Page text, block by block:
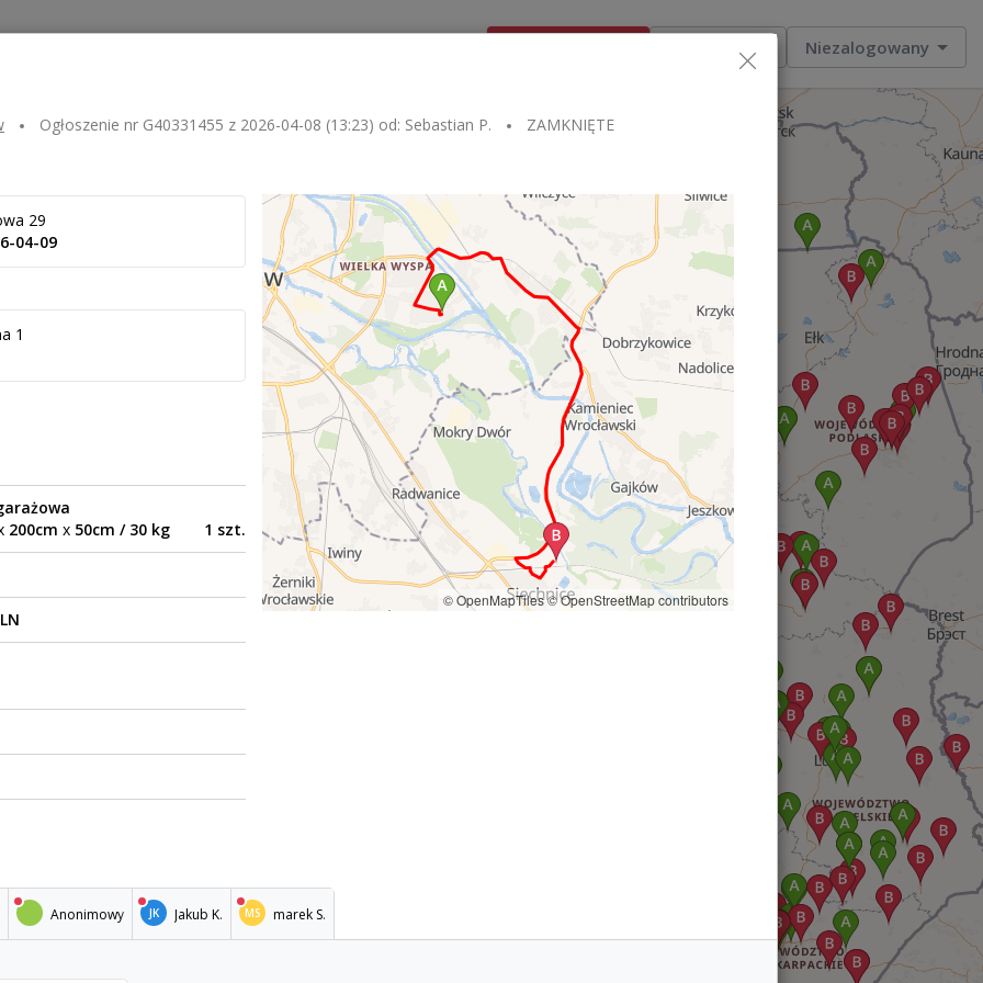
Niezalogowany
Ogłoszenie nr G40331455 z 2026-04-08 (13:23) od: Sebastian P. ZAMKNIĘTE
29
04-09
1
200cmx 50cm / 30 kg 1 szt.
© OpenMapTiles© OpenStreetMap contributors
Anonimowy JK Jakub K. MS marek S.